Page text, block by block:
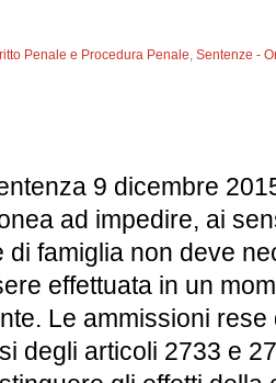
Penale e Procedura Penale,Sentenze -
9 dicembre
ad impedire, ai
di famiglia non deve
effettuata in un
Le ammissioni
degli articoli 2733 e